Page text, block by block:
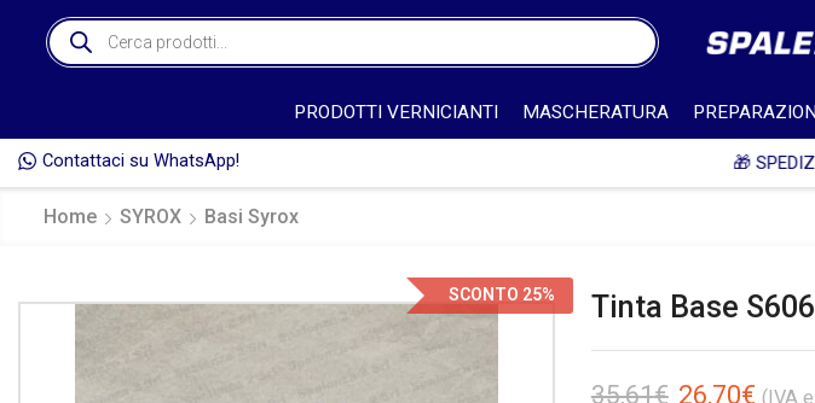
PRODOTTI VERNICIANTI MASCHERATURA
Contattaci su WhatsApp! 🎁 SPEDIZIONE IN ITALIA GRATUITA
Home SYROX Basi Syrox
SCONTO 25% Tinta Base
35,61€ 26,70€ (IVA